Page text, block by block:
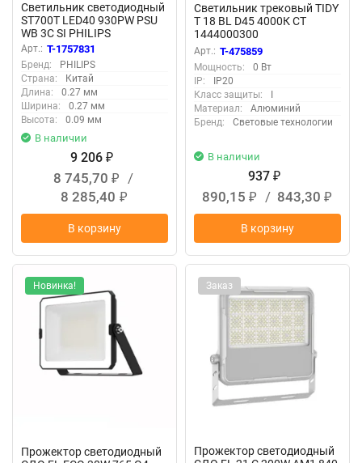
Светильник светодиодный
ST700T LED40 930PW PSU
WB 3C SI PHILIPS
824110128682
Арт.: T-1757831
Бренд:
PHILIPS
Страна:
Китай
Длина:
0.27 мм
Ширина:
0.27 мм
Высота:
0.09 мм
В наличии
9 206 ₽
8 745,70 ₽
/
8 285,40 ₽
В корзину
Светильник трековый TIDY
T 18 BL D45 4000К СТ
1444000300
Арт.: T-475859
Мощность:
0 Вт
IP:
IP20
Класс защиты:
I
Материал:
Алюминий
Бренд:
Световые технологии
В наличии
937 ₽
890,15 ₽ / 843,30 ₽
В корзину
Новинка!
Прожектор светодиодный
Заказ
Прожектор светодиодный